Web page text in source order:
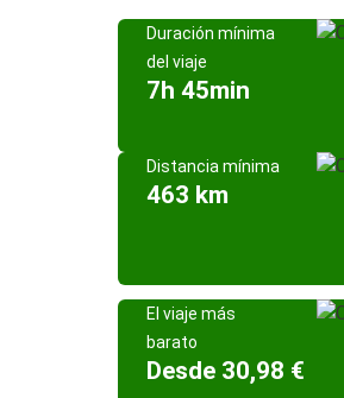
Duración mínima
del viaje
7h 45min
Distancia mínima
463 km
El viaje más
barato
Desde 30,98 €